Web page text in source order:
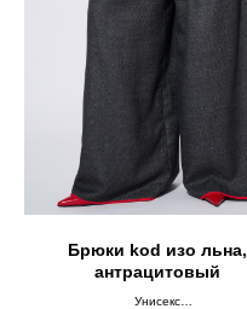
Брюки kod изо льна,
антрацитовый
Унисекс